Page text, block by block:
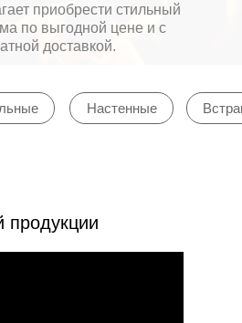
приобрести стильный
по выгодной цене и с
доставкой.
Настенные